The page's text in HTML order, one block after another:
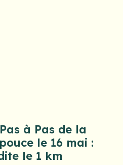
à Pas de la
le 16 mai :
le 1 km